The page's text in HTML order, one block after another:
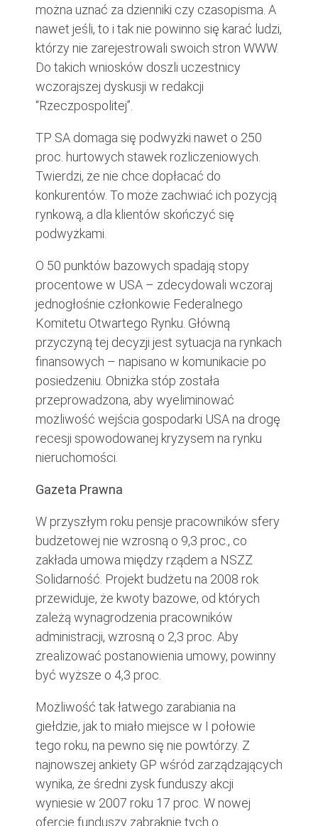
można uznać za dzienniki czy czasopisma. A
nawet jeśli, to i tak nie powinno się karać ludzi,
którzy nie zarejestrowali swoich stron WWW.
Do takich wniosków doszli uczestnicy
wczorajszej dyskusji w redakcji
“Rzeczpospolitej”.
TP SA domaga się podwyżki nawet o 250
proc. hurtowych stawek rozliczeniowych.
Twierdzi, że nie chce dopłacać do
konkurentów. To może zachwiać ich pozycją
rynkową, a dla klientów skończyć się
podwyżkami.
O 50 punktów bazowych spadają stopy
procentowe w USA – zdecydowali wczoraj
jednogłośnie członkowie Federalnego
Komitetu Otwartego Rynku. Główną
przyczyną tej decyzji jest sytuacja na rynkach
finansowych – napisano w komunikacie po
posiedzeniu. Obniżka stóp została
przeprowadzona, aby wyeliminować
możliwość wejścia gospodarki USA na drogę
recesji spowodowanej kryzysem na rynku
nieruchomości.
Gazeta Prawna
W przyszłym roku pensje pracowników sfery
budżetowej nie wzrosną o 9,3 proc., co
zakłada umowa między rządem a NSZZ
Solidarność. Projekt budżetu na 2008 rok
przewiduje, że kwoty bazowe, od których
zależą wynagrodzenia pracowników
administracji, wzrosną o 2,3 proc. Aby
zrealizować postanowienia umowy, powinny
być wyższe o 4,3 proc.
Możliwość tak łatwego zarabiania na
giełdzie, jak to miało miejsce w I połowie
tego roku, na pewno się nie powtórzy. Z
najnowszej ankiety GP wśród zarządzających
wynika, że średni zysk funduszy akcji
wyniesie w 2007 roku 17 proc. W nowej
ofercie funduszy zabraknie tych o